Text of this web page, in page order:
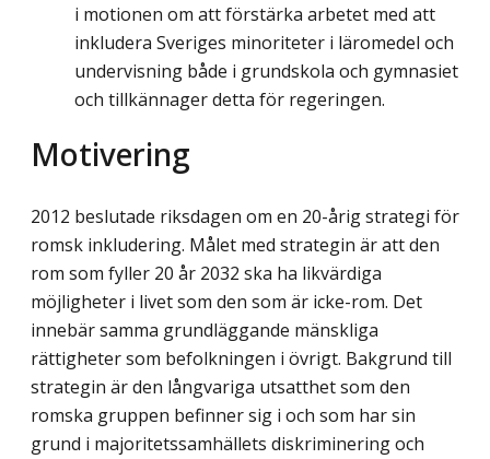
i motionen om att förstärka arbetet med att
inkludera Sveriges minoriteter i läromedel och
undervisning både i grundskola och gymnasiet
och tillkännager detta för regeringen.
Motivering
2012 beslutade riksdagen om en 20-årig strategi för
romsk inkludering. Målet med strategin är att den
rom som fyller 20 år 2032 ska ha likvärdiga
möjligheter i livet som den som är icke-rom. Det
innebär samma grundläggande mänskliga
rättigheter som be­folkningen i övrigt. Bakgrund till
strategin är den långvariga utsatthet som den
romska gruppen befinner sig i och som har sin
grund i majoritetssamhällets diskriminering och